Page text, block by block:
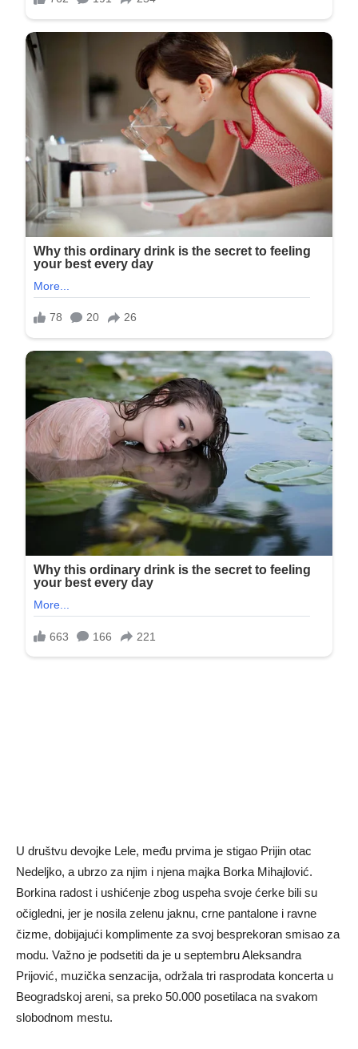
U društvu devojke Lele, među prvima je stigao Prijin otac
Nedeljko, a ubrzo za njim i njena majka Borka Mihajlović.
Borkina radost i ushićenje zbog uspeha svoje ćerke bili su
očigledni, jer je nosila zelenu jaknu, crne pantalone i ravne
čizme, dobijajući komplimente za svoj besprekoran smisao za
modu. Važno je podsetiti da je u septembru Aleksandra
Prijović, muzička senzacija, održala tri rasprodata koncerta u
Beogradskoj areni, sa preko 50.000 posetilaca na svakom
slobodnom mestu.